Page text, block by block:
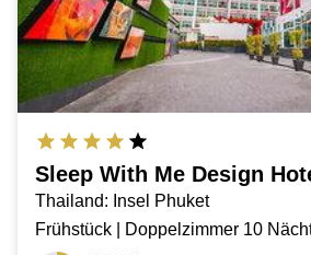
Sleep With Me Design
Thailand: Insel Phuket
Frühstück | Doppelzimmer 10